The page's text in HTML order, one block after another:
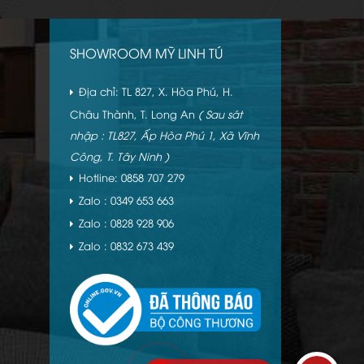
SHOWROOM MỸ LINH TÚ
Địa chỉ: TL 827, X. Hòa Phú, H.
Châu Thành, T. Long An ( Sau sát
nhập : TL827, Ấp Hòa Phú 1, Xã Vĩnh
Công, T. Tây Ninh )
Hotline: 0858 707 279
Zalo : 0349 653 663
Zalo : 0828 928 906
Zalo : 0832 673 439